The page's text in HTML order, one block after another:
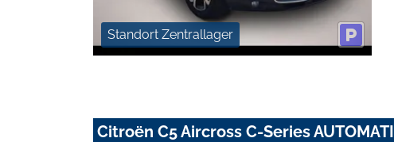
Standort Zentrallager
Citroën C5 Aircross C-Series